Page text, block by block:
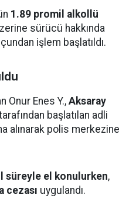
1.89 promil alkollü
sürücü hakkında
işlem başlatıldı.
Onur Enes Y., Aksaray
başlatılan adli
alınarak polis merkezine
süreyle el konulurken,
cezası uygulandı.